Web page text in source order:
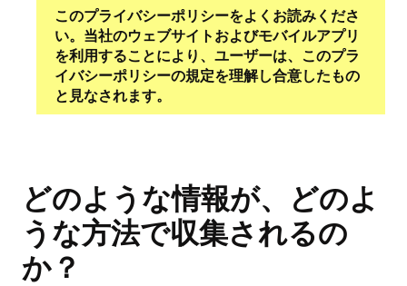
このプライバシーポリシーをよくお読みくださ
い。当社のウェブサイトおよびモバイルアプリ
を利用することにより、ユーザーは、このプラ
イバシーポリシーの規定を理解し合意したもの
と見なされます。
どのような情報が、どのよ
うな方法で収集されるの
か？